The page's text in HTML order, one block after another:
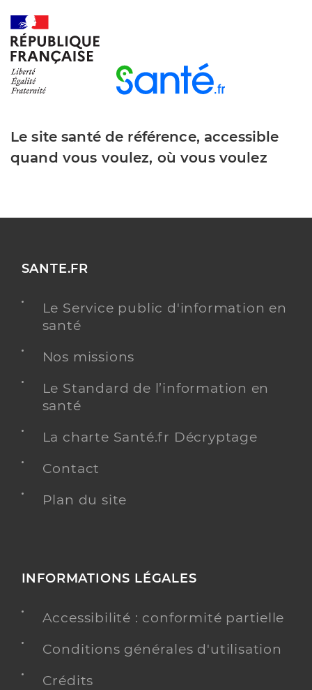
Le site santé de référence, accessible
quand vous voulez, où vous voulez
SANTE.FR
Le Service public d'information en
santé
Nos missions
Le Standard de l’information en
santé
La charte Santé.fr Décryptage
Contact
Plan du site
INFORMATIONS LÉGALES
Accessibilité : conformité partielle
Conditions générales d'utilisation
Crédits